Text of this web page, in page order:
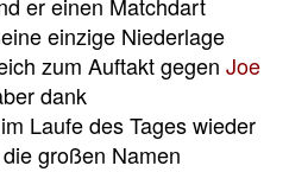
er einen Matchdart
einzige Niederlage
zum Auftakt gegen Joe
dank
Laufe des Tages wieder
großen Namen